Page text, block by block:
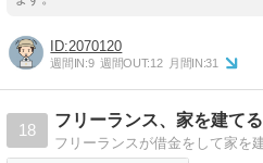
2070120
週間IN:9 週間OUT:12 月間IN:31
18
フリーランス、家を建てる